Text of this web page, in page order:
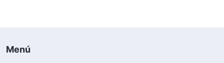
Menú